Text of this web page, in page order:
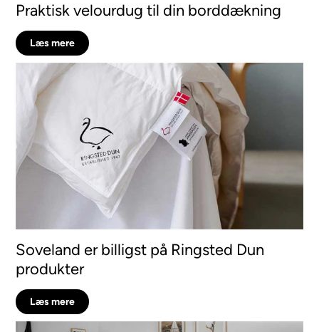
Praktisk velourdug til din borddækning
Læs mere
Soveland er billigst på Ringsted Dun
produkter
Læs mere